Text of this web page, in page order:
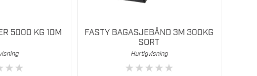
5000 KG 10M
★★
FASTY BAGASJEBÅND 3M 300KG
SORT
Hurtigvisning
★★★★★